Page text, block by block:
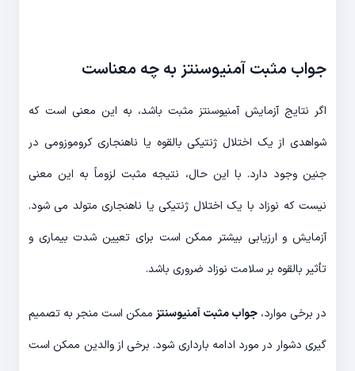
جواب مثبت آمنیوسنتز به چه معناست
اگر نتایج آزمایش آمنیوسنتز مثبت باشد، به این معنی است که
شواهدی از یک اختلال ژنتیکی بالقوه یا ناهنجاری کروموزومی در
جنین وجود دارد. با این حال، نتیجه مثبت لزوماً به این معنی
نیست که نوزاد با یک اختلال ژنتیکی یا ناهنجاری متولد می شود.
آزمایش و ارزیابی بیشتر ممکن است برای تعیین شدت بیماری و
تأثیر بالقوه بر سلامت نوزاد ضروری باشد.
در برخی موارد، جواب مثبت آمنیوسنتزممکن است منجر به تصمیم
گیری دشوار در مورد ادامه بارداری شود. برخی از والدین ممکن است